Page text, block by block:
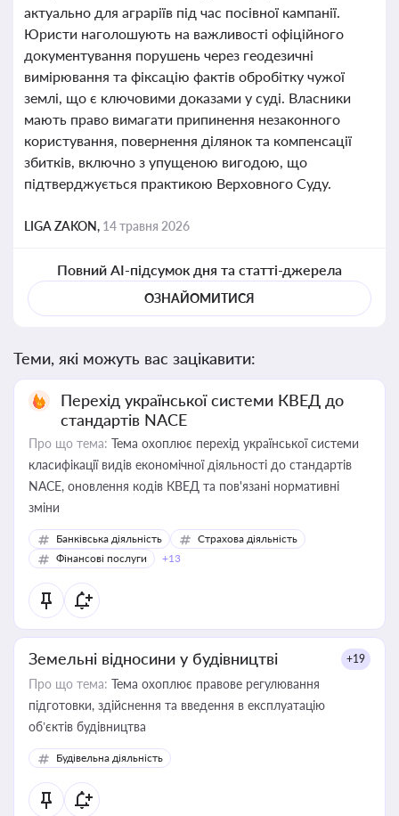
актуально для аграріїв під час посівної кампанії.
Юристи наголошують на важливості офіційного
документування порушень через геодезичні
вимірювання та фіксацію фактів обробітку чужої
землі, що є ключовими доказами у суді. Власники
мають право вимагати припинення незаконного
користування, повернення ділянок та компенсації
збитків, включно з упущеною вигодою, що
підтверджується практикою Верховного Суду.
LIGA ZAKON, 14 травня 2026
Повний AI-підсумок дня та статті-джерела
ОЗНАЙОМИТИСЯ
Теми, які можуть вас зацікавити:
Перехід української системи КВЕД до
стандартів NACE
Про що тема: Тема охоплює перехід української системи
класифікації видів економічної діяльності до стандартів
NACE, оновлення кодів КВЕД та пов'язані нормативні
зміни
Банківська діяльність
Страхова діяльність
Фінансові послуги
+13
Земельні відносини у будівництві +19
Про що тема: Тема охоплює правове регулювання
підготовки, здійснення та введення в експлуатацію
об’єктів будівництва
Будівельна діяльність